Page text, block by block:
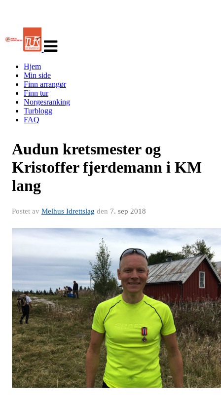
navigasjon
Hjem
Min side
Finn arrangør
Finn tur
Norgesranking
Turblogg
FAQ
Audun kretsmester og
Kristoffer fjerdemann i KM
lang
Postet av Melhus Idrettslag den 7. sep 2018